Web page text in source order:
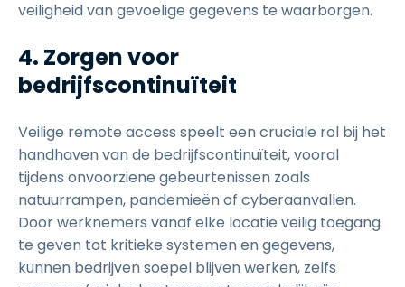
veiligheid van gevoelige gegevens te waarborgen.
4. Zorgen voor
bedrijfscontinuïteit
Veilige remote access speelt een cruciale rol bij het
handhaven van de bedrijfscontinuïteit, vooral
tijdens onvoorziene gebeurtenissen zoals
natuurrampen, pandemieën of cyberaanvallen.
Door werknemers vanaf elke locatie veilig toegang
te geven tot kritieke systemen en gegevens,
kunnen bedrijven soepel blijven werken, zelfs